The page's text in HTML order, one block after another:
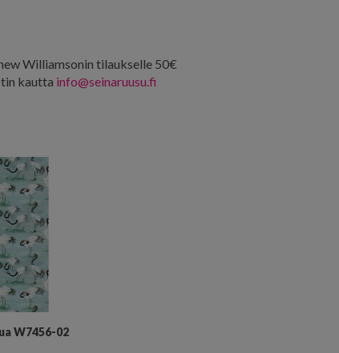
Williamsonin tilaukselle 50€
kautta info@seinaruusu.fi
W7456-02